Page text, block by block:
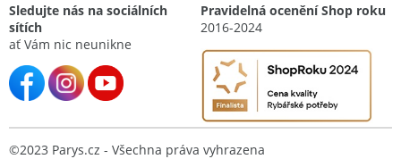
Sledujte nás na sociálních
sítích
ať Vám nic neunikne
Pravidelná ocenění Shop roku
2016-2024
©2023 Parys.cz - Všechna práva vyhrazena